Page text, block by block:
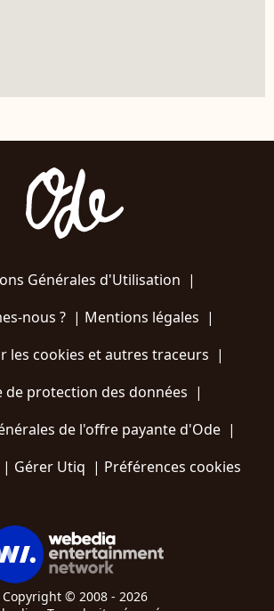
Générales d'Utilisation |
nous ?| Mentions légales |
les cookies et autres traceurs |
de protection des données |
de l'offre payante d'Ode |
| Gérer Utiq | Préférences cookies
Copyright © 2008 - 2026